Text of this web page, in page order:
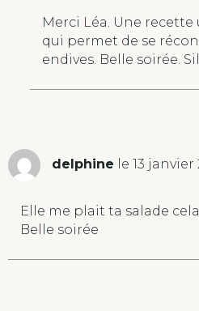
Merci Léa. Une
qui permet de se
endives. Belle soirée.
delphine le 13 janvier
Elle me plait ta salade
Belle soirée